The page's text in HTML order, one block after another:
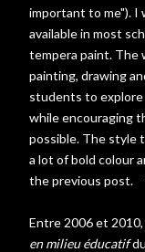
important to me"). I
available in most
tempera paint. The
painting, drawing
students to explore
while encouraging
possible. The style
a lot of bold colour
the previous post.
Entre 2006 et
en milieu éducatif